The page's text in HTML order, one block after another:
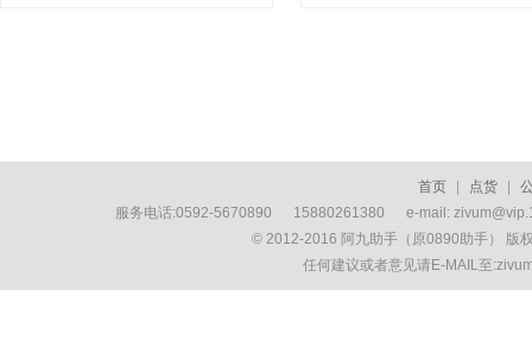
首页 点货
服务电话:0592-5670890 15880261380 e-mail:
© 2012-2016 阿九助手（原0890助手） 版
任何建议或者意见请E-MAIL至